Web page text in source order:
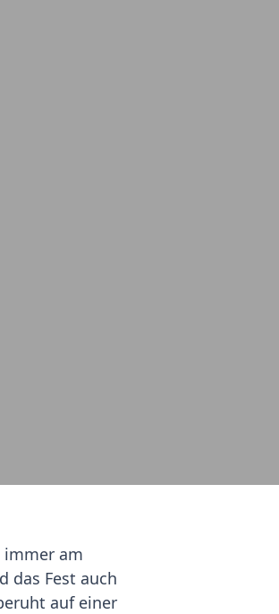
immer am
das Fest auch
auf einer